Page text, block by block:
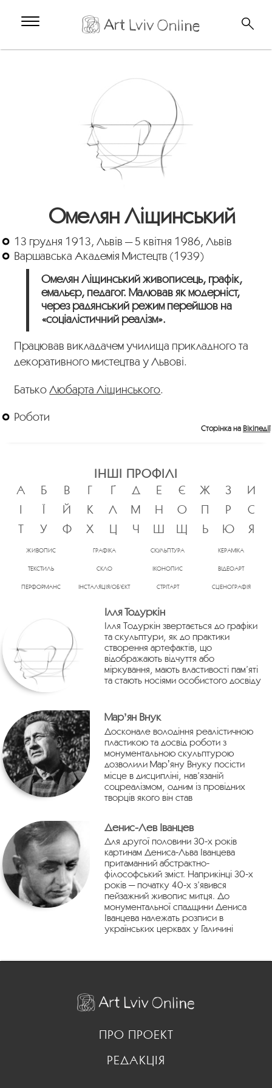
Омелян Ліщинський
13 грудня 1913, Львів — 5 квітня 1986, Львів
Варшавська Академія Мистецтв (1939)
Омелян Ліщинський живописець, графік,
емальєр, педагог. Малював як модерніст,
через радянський режим перейшов на
«соціалістичний реалізм».
Працював викладачем училища прикладного та
декоративного мистецтва у Львові.
БатькоЛюбарта Ліщинського.
Роботи
Сторінка на Вікіпедії
ІНШІ ПРОФІЛІ
А
Б В Г Ґ Д Е Є Ж З
И
І
Ї Й К Л М Н О П Р
С
Т
У Ф Х Ц Ч Ш Щ Ь Ю Я
ЖИВОПИС ГРАФІКА СКУЛЬПТУРА КЕРАМІКА
ТЕКСТИЛЬ СКЛО ІКОНОПИС ВІДЕОАРТ
ПЕРФОРМАНС ІНСТАЛЯЦІЯ/ОБ’ЄКТ СТРІТАРТ СЦЕНОГРАФІЯ
Ілля Тодуркін
Ілля Тодуркін звертається до графіки
та скульптури, як до практики
створення артефактів, що
відображають відчуття або
міркування, мають властивості пам’яті
та стають носіями особистого досвіду
Марʼян Внук
Досконале володіння реалістичною
пластикою та досвід роботи з
монументальною скульптурою
дозволили Марʼяну Внуку посісти
місце в дисципліні, нав’язаній
соцреалізмом, одним із провідних
творців якого він став
Денис-Лев Іванцев
Для другої половини 30-х років
картинам Дениса-Льва Іванцева
притаманний абстрактно-
філософський зміст. Наприкінці 30-х
років — початку 40-х з’явився
пейзажний живопис митця. До
монументальної спадщини Дениса
Іванцева належать розписи в
українських церквах у Галичині
ПРО ПРОЕКТ
РЕДАКЦІЯ